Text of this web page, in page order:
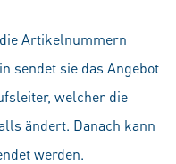
Artikelnummern
sendet sie das Angebot
welcher die
ändert. Danach kann
werden.